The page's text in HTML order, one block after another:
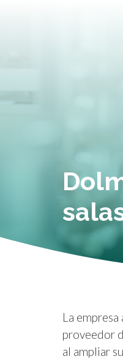
La empresa
proveedor
al ampliar